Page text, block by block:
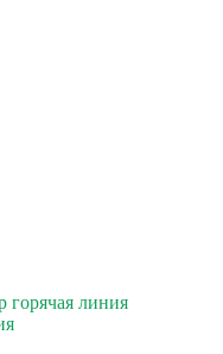
горячая линия